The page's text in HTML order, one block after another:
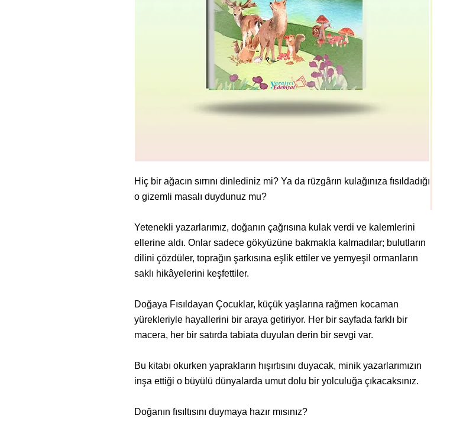
Hiç bir ağacın sırrını dinlediniz mi? Ya da rüzgârın kulağınıza fısıldadığı
o gizemli masalı duydunuz mu?
Yetenekli yazarlarımız, doğanın çağrısına kulak verdi ve kalemlerini
ellerine aldı. Onlar sadece gökyüzüne bakmakla kalmadılar; bulutların
dilini çözdüler, toprağın şarkısına eşlik ettiler ve yemyeşil ormanların
saklı hikâyelerini keşfettiler.
Doğaya Fısıldayan Çocuklar, küçük yaşlarına rağmen kocaman
yürekleriyle hayallerini bir araya getiriyor. Her bir sayfada farklı bir
macera, her bir satırda tabiata duyulan derin bir sevgi var.
Bu kitabı okurken yaprakların hışırtısını duyacak, minik yazarlarımızın
inşa ettiği o büyülü dünyalarda umut dolu bir yolculuğa çıkacaksınız.
Doğanın fısıltısını duymaya hazır mısınız?